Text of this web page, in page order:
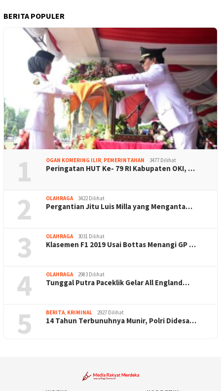
BERITA POPULER
1 OGAN KOMERING ILIR, PEMERINTAHAN 3477 Dilihat
Peringatan HUT Ke- 79 RI Kabupaten OKI, …
2 OLAHRAGA 3422 Dilihat
Pergantian Jitu Luis Milla yang Menganta…
3 OLAHRAGA 3031 Dilihat
Klasemen F1 2019 Usai Bottas Menangi GP …
4 OLAHRAGA 2983 Dilihat
Tunggal Putra Paceklik Gelar All England…
5 BERITA, KRIMINAL 2927 Dilihat
14 Tahun Terbunuhnya Munir, Polri Didesa…